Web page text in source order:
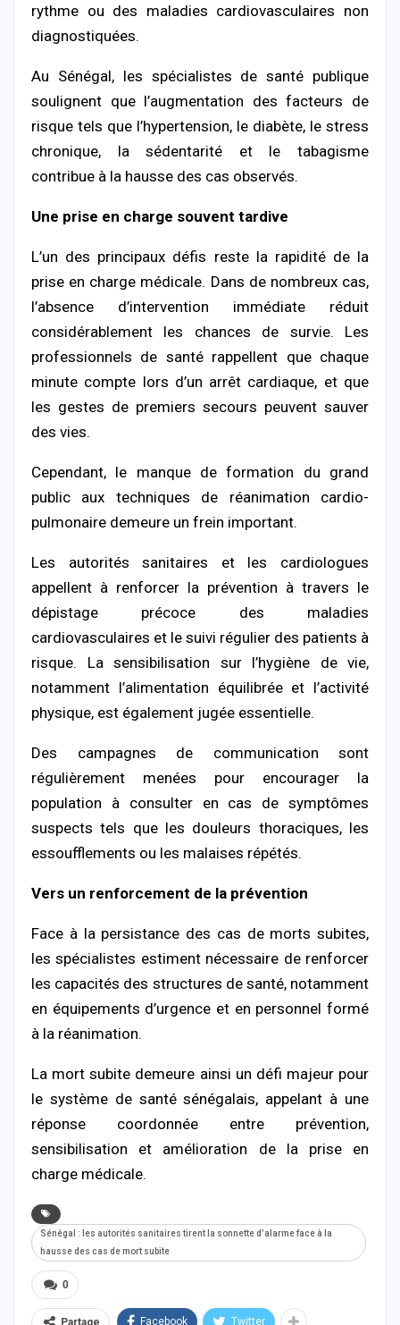
rythme ou des maladies cardiovasculaires non
diagnostiquées.
Au Sénégal, les spécialistes de santé publique
soulignent que l’augmentation des facteurs de
risque tels que l’hypertension, le diabète, le stress
chronique, la sédentarité et le tabagisme
contribue à la hausse des cas observés.
Une prise en charge souvent tardive
L’un des principaux défis reste la rapidité de la
prise en charge médicale. Dans de nombreux cas,
l’absence d’intervention immédiate réduit
considérablement les chances de survie. Les
professionnels de santé rappellent que chaque
minute compte lors d’un arrêt cardiaque, et que
les gestes de premiers secours peuvent sauver
des vies.
Cependant, le manque de formation du grand
public aux techniques de réanimation cardio-
pulmonaire demeure un frein important.
Les autorités sanitaires et les cardiologues
appellent à renforcer la prévention à travers le
dépistage précoce des maladies
cardiovasculaires et le suivi régulier des patients à
risque. La sensibilisation sur l’hygiène de vie,
notamment l’alimentation équilibrée et l’activité
physique, est également jugée essentielle.
Des campagnes de communication sont
régulièrement menées pour encourager la
population à consulter en cas de symptômes
suspects tels que les douleurs thoraciques, les
essoufflements ou les malaises répétés.
Vers un renforcement de la prévention
Face à la persistance des cas de morts subites,
les spécialistes estiment nécessaire de renforcer
les capacités des structures de santé, notamment
en équipements d’urgence et en personnel formé
à la réanimation.
La mort subite demeure ainsi un défi majeur pour
le système de santé sénégalais, appelant à une
réponse coordonnée entre prévention,
sensibilisation et amélioration de la prise en
charge médicale.
Sénégal : les autorités sanitaires tirent la sonnette d’alarme face à la
hausse des cas de mort subite
0
Partage Facebook Twitter